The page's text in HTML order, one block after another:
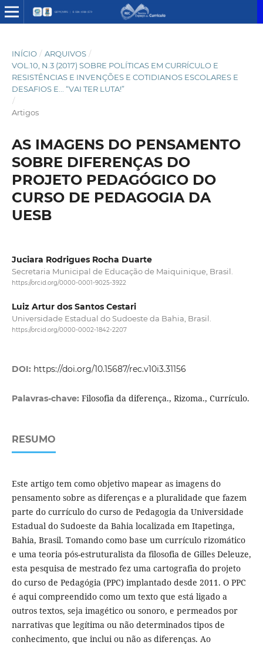
INÍCIO / ARQUIVOS /
VOL.10, N.3 (2017) SOBRE POLÍTICAS EM CURRÍCULO E
RESISTÊNCIAS E INVENÇÕES E COTIDIANOS ESCOLARES E
DESAFIOS E... “VAI TER LUTA!”
/
Artigos
AS IMAGENS DO PENSAMENTO
SOBRE DIFERENÇAS DO
PROJETO PEDAGÓGICO DO
CURSO DE PEDAGOGIA DA
UESB
Juciara Rodrigues Rocha Duarte
Secretaria Municipal de Educação de Maiquinique, Brasil.
https://orcid.org/0000-0001-9025-3922
Luiz Artur dos Santos Cestari
Universidade Estadual do Sudoeste da Bahia, Brasil.
https://orcid.org/0000-0002-1842-2207
DOI: https://doi.org/10.15687/rec.v10i3.31156
Palavras-chave: Filosofia da diferença., Rizoma., Currículo.
RESUMO
Este artigo tem como objetivo mapear as imagens do
pensamento sobre as diferenças e a pluralidade que fazem
parte do currículo do curso de Pedagogia da Universidade
Estadual do Sudoeste da Bahia localizada em Itapetinga,
Bahia, Brasil. Tomando como base um currículo rizomático
e uma teoria pós-estruturalista da filosofia de Gilles Deleuze,
esta pesquisa de mestrado fez uma cartografia do projeto
do curso de Pedagógia (PPC) implantado desde 2011. O PPC
é aqui compreendido como um texto que está ligado a
outros textos, seja imagético ou sonoro, e permeados por
narrativas que legítima ou não determinados tipos de
conhecimento, que inclui ou não as diferenças. Ao